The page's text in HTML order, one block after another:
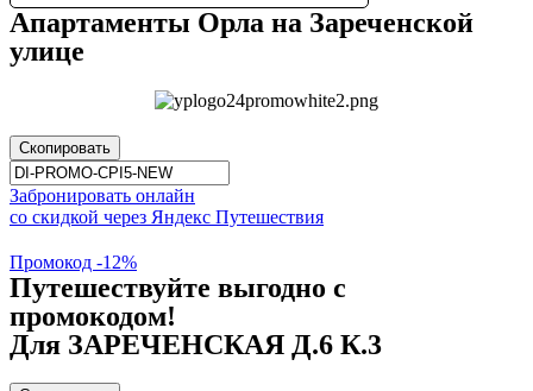
Апартаменты Орла на Зареченской
улице
Скопировать
Забронировать онлайн
со скидкой через Яндекс Путешествия
Промокод -12%
Путешествуйте выгодно с
промокодом!
Для ЗАРЕЧЕНСКАЯ Д.6 К.3